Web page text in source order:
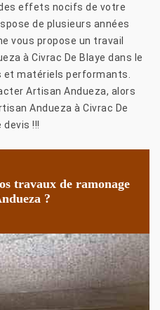
effets nocifs de votre
de plusieurs années
vous propose un travail
à Civrac De Blaye dans le
matériels performants.
Artisan Andueza, alors
Andueza à Civrac De
devis !!!
travaux de ramonage
?